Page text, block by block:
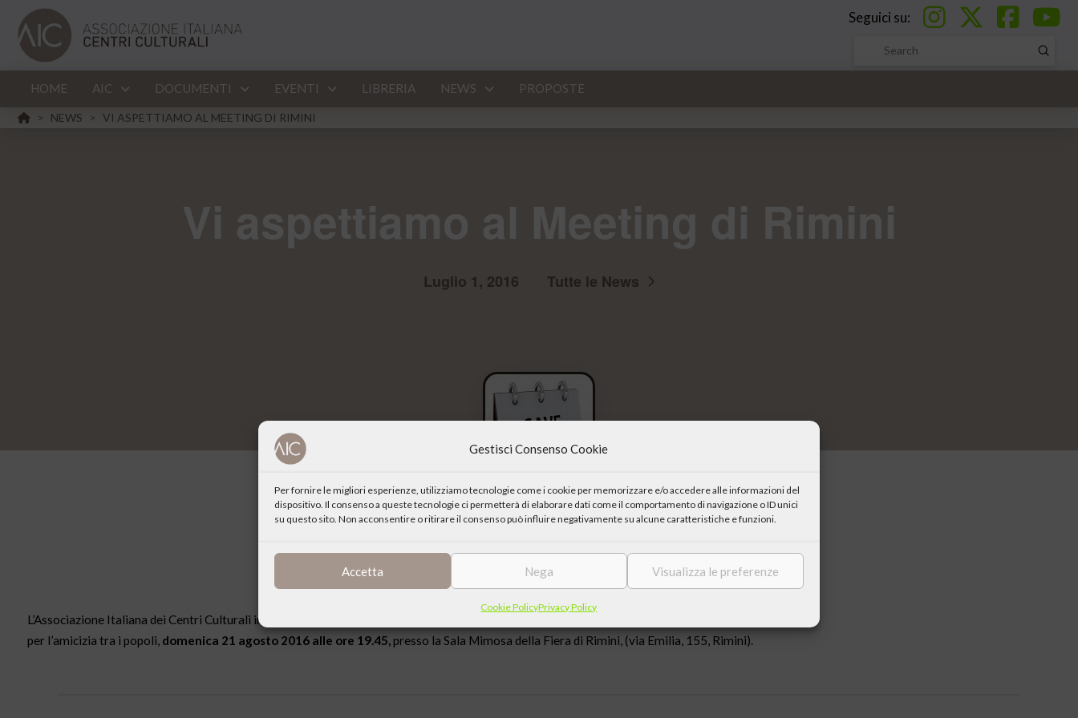
Gestisci Consenso Cookie
Per fornire le migliori esperienze, utilizziamo tecnologie come i cookie per memorizzare e/o accedere alle informazioni del
dispositivo. Il consenso a queste tecnologie ci permetterà di elaborare dati come il comportamento di navigazione o ID unici
su questo sito. Non acconsentire o ritirare il consenso può influire negativamente su alcune caratteristiche e funzioni.
Accetta Nega Visualizza le preferenze
Cookie PolicyPrivacy Policy
Seguici su:
Search
Submit
HOME AIC DOCUMENTI EVENTI LIBRERIA NEWS PROPOSTE
HOME
> NEWS > VI ASPETTIAMO AL MEETING DI RIMINI
Luglio 1, 2016 Tutte le News
L’Associazione Italiana dei Centri Culturali invita tutti all’Assemblea annuale dei soci che si terrà all’interno della XXXVII Edizione del Meeting
per l’amicizia tra i popoli, domenica 21 agosto 2016 alle ore 19.45,presso la Sala Mimosa della Fiera di Rimini, (via Emilia, 155, Rimini).